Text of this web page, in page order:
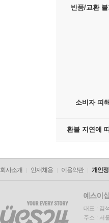
반품/교환
소비자 피
환불 지연에
회사소개 인재채용 이용약관 개인
대표 : 김
주소 : 서